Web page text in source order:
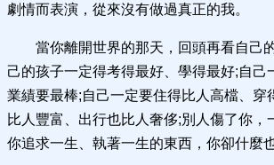
劇情而表演，從來沒有做過真正的我。
當你離開世界的那天，回頭再看自己
己的孩子一定得考得最好、學得最好;自己
業績要最棒;自己一定要住得比人高檔、穿
比人豐富、出行也比人奢侈;別人傷了你，
你追求一生、執著一生的東西，你卻什麼